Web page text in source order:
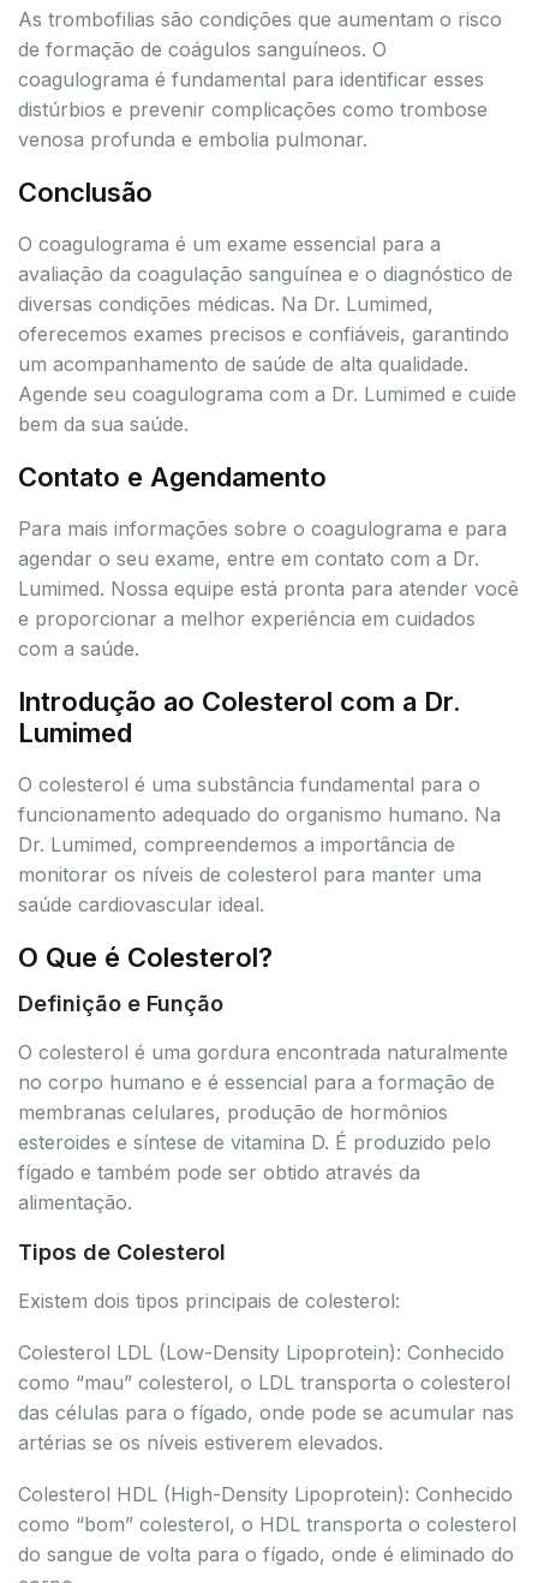
As trombofilias são condições que aumentam o risco
de formação de coágulos sanguíneos. O
coagulograma é fundamental para identificar esses
distúrbios e prevenir complicações como trombose
venosa profunda e embolia pulmonar.
Conclusão
O coagulograma é um exame essencial para a
avaliação da coagulação sanguínea e o diagnóstico de
diversas condições médicas. Na Dr. Lumimed,
oferecemos exames precisos e confiáveis, garantindo
um acompanhamento de saúde de alta qualidade.
Agende seu coagulograma com a Dr. Lumimed e cuide
bem da sua saúde.
Contato e Agendamento
Para mais informações sobre o coagulograma e para
agendar o seu exame, entre em contato com a Dr.
Lumimed. Nossa equipe está pronta para atender você
e proporcionar a melhor experiência em cuidados
com a saúde.
Introdução ao Colesterol com a Dr.
Lumimed
O colesterol é uma substância fundamental para o
funcionamento adequado do organismo humano. Na
Dr. Lumimed, compreendemos a importância de
monitorar os níveis de colesterol para manter uma
saúde cardiovascular ideal.
O Que é Colesterol?
Definição e Função
O colesterol é uma gordura encontrada naturalmente
no corpo humano e é essencial para a formação de
membranas celulares, produção de hormônios
esteroides e síntese de vitamina D. É produzido pelo
fígado e também pode ser obtido através da
alimentação.
Tipos de Colesterol
Existem dois tipos principais de colesterol:
Colesterol LDL (Low-Density Lipoprotein): Conhecido
como “mau” colesterol, o LDL transporta o colesterol
das células para o fígado, onde pode se acumular nas
artérias se os níveis estiverem elevados.
Colesterol HDL (High-Density Lipoprotein): Conhecido
como “bom” colesterol, o HDL transporta o colesterol
do sangue de volta para o fígado, onde é eliminado do